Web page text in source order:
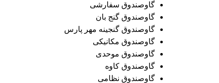
گاوصندوق سفارشی
گاوصندوق گنج بان
گاوصندوق گنجینه مهر پارس
گاوصندوق مکانیکی
گاوصندوق موحدی
گاوصندوق کاوه
گاوصندوق نظامی